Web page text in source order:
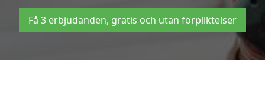
Få 3 erbjudanden, gratis och utan förpliktelser